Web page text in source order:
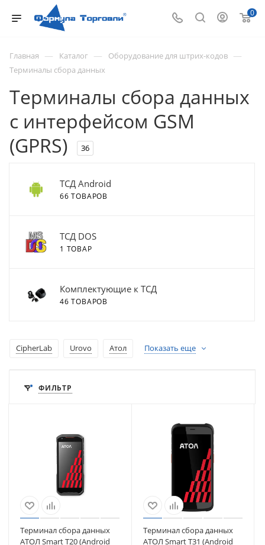
0
Главная — Каталог — Оборудование для штрих-кодов —
Терминалы сбора данных
Терминалы сбора данных
с интерфейсом GSM
(GPRS)
36
ТСД Android
66 ТОВАРОВ
ТСД DOS
1 ТОВАР
Комплектующие к ТСД
46 ТОВАРОВ
CipherLab Urovo Атол Показать еще
ФИЛЬТР
Терминал сбора данных
АТОЛ Smart T20 (Android
Терминал сбора данных
АТОЛ Smart T31 (Android